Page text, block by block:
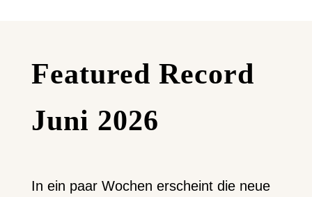
Featured Record
Juni 2026
In ein paar Wochen erscheint die neue